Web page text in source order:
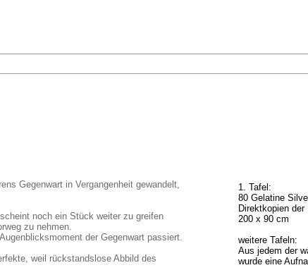
Gegenwart in Vergangenheit gewandelt,
noch ein Stück weiter zu greifen
zu nehmen.
der Gegenwart passiert.
weil rückstandslose Abbild des
1. Tafel:
80 Gelatine
Direktkopien
200 x 90 cm
weitere Tafeln:
Aus jedem der
wurde eine